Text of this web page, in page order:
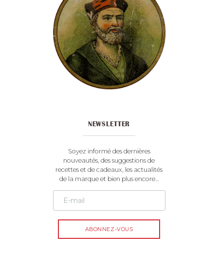
NEWSLETTER
Soyez informé des dernières
nouveautés, des suggestions de
recettes et de cadeaux, les actualités
de la marque et bien plus encore…